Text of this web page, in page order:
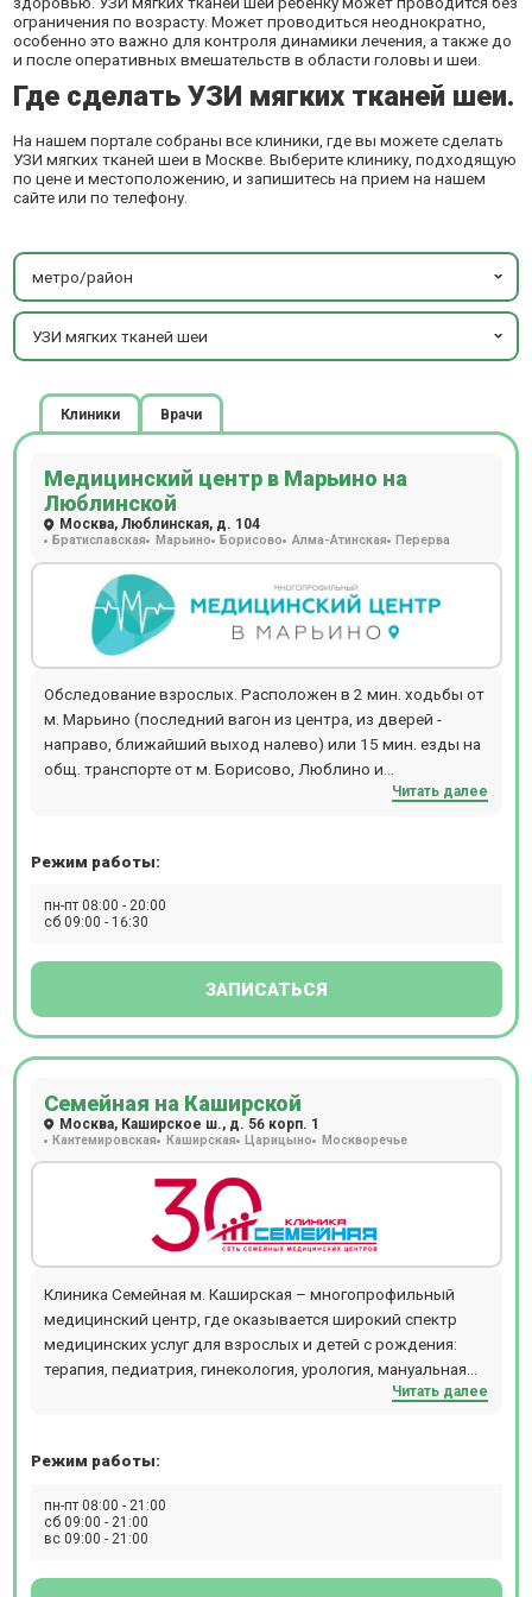
ограничения по возрасту. Может проводиться неоднократно,
особенно это важно для контроля динамики лечения, а также до
и после оперативных вмешательств в области головы и шеи.
Где сделать УЗИ мягких тканей шеи.
На нашем портале собраны все клиники, где вы можете сделать
УЗИ мягких тканей шеи в Москве. Выберите клинику, подходящую
по цене и местоположению, и запишитесь на прием на нашем
сайте или по телефону.
метро/район
УЗИ мягких тканей шеи
Клиники Врачи
Медицинский центр в Марьино на
Люблинской
Москва, Люблинская, д. 104
Братиславская Марьино Борисово Алма-Атинская Перерва
Обследование взрослых. Расположен в 2 мин. ходьбы от
м. Марьино (последний вагон из центра, из дверей -
направо, ближайший выход налево) или 15 мин. езды на
общ. транспорте от м. Борисово, Люблино и
Шипиловская. Прием происходит по предварительной
Читать далее
Режим работы:
пн-пт 08:00 - 20:00
сб 09:00 - 16:30
ЗАПИСАТЬСЯ
Семейная на Каширской
Москва, Каширское ш., д. 56 корп. 1
Кантемировская Каширская Царицыно Москворечье
Клиника Семейная м. Каширская – многопрофильный
медицинский центр, где оказывается широкий спектр
медицинских услуг для взрослых и детей с рождения:
терапия, педиатрия, гинекология, урология, мануальная
терапия, дерматология, флебология, проктология,
физиотерапия и т.д. В отделении проводятся следующие
ЭКГ, эхокардиография, биопсия, допплерография,
ректороманоскопия, суточное мониторирование
Читать далее
Режим работы:
пн-пт 08:00 - 21:00
сб 09:00 - 21:00
вс 09:00 - 21:00